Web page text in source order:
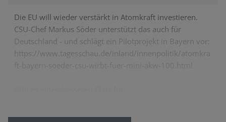
Die EU will wieder verstärkt in Atomkraft investieren.
CSU-Chef Markus Söder unterstützt das auch für
Deutschland - und schlägt ein Pilotprojekt in Bayern vor:
https://www.tagesschau.de/inland/innenpolitik/atomkra